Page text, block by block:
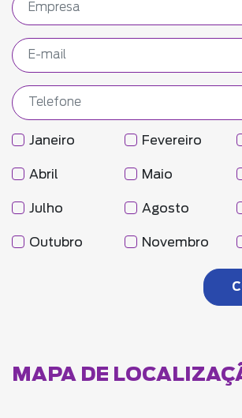
Janeiro Fevereiro
Abril Maio
Julho Agosto
Outubro Novembro
MAPA DE